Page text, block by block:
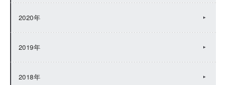
2020年
2019年
2018年